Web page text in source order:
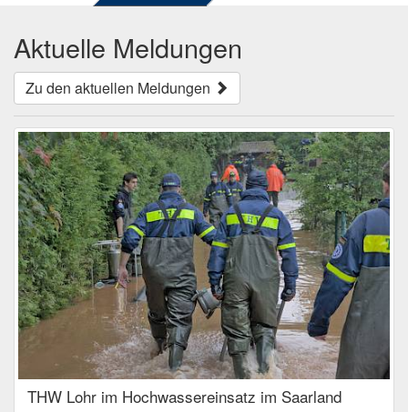
Aktuelle Meldungen
Zu den aktuellen Meldungen
THW Lohr im Hochwassereinsatz im Saarland